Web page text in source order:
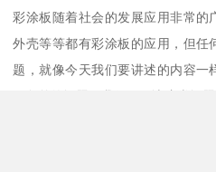
彩涂板随着社会的发展应用非常的
外壳等等都有彩涂板的应用，但任
题，就像今天我们要讲述的内容一
现色差的问题，我们要解决这类问